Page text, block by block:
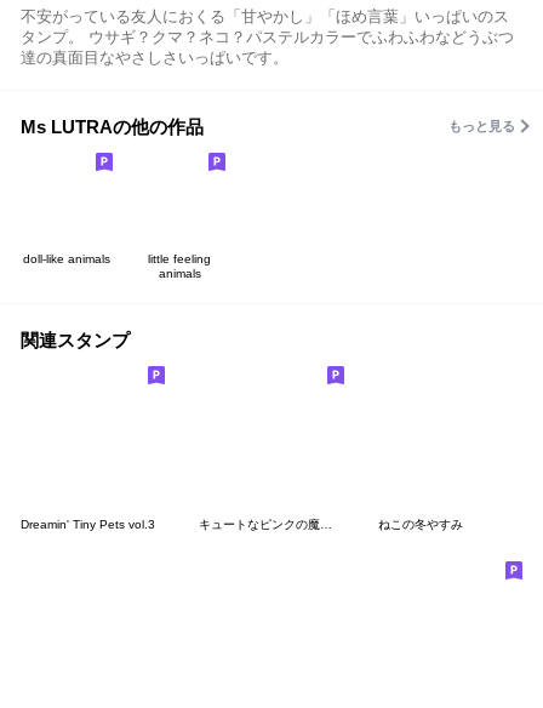
不安がっている友人におくる「甘やかし」「ほめ言葉」いっぱいのス
タンプ。 ウサギ？クマ？ネコ？パステルカラーでふわふわなどうぶつ
達の真面目なやさしさいっぱいです。
Ms LUTRAの他の作品 もっと見る
doll-like animals
little feeling
animals
関連スタンプ
Dreamin' Tiny Pets vol.3 キュートなピンクの魔法使い♪ ねこの冬やすみ